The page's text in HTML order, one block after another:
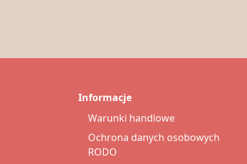
Informacje
Warunki handlowe
Ochrona danych osobowych
RODO